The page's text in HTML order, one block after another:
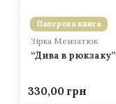
Паперова книга
Зірка Мензатюк
“Дива в рюкзаку”
330,00